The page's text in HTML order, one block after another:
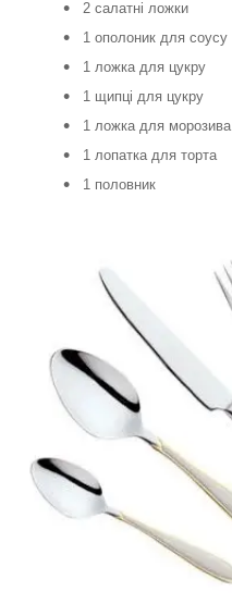
2 салатні ложки
1 ополоник для соусу
1 ложка для цукру
1 щипці для цукру
1 ложка для морозива
1 лопатка для торта
1 половник